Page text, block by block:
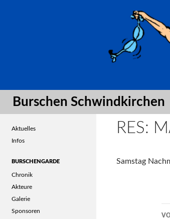
Burschen Schwindkirchen
Suche
RES:
Samstag
Aktuelles
Infos
BURSCHENGARDE
Chronik
Akteure
Galerie
Sponsoren